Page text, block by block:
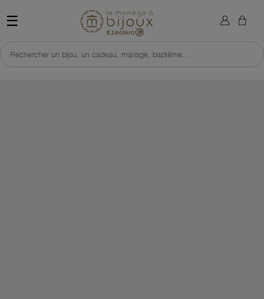
☰ Retour à l'accueil du site
Rechercher un bijou, un cadeau, mariage, baptême...
×